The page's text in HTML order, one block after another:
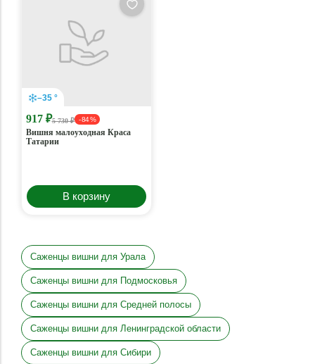
–35 °
917 ₽5 730 ₽ - 84 %
Вишня малоуходная Краса
Татарии
В корзину
Саженцы вишни для Урала
Саженцы вишни для Подмосковья
Саженцы вишни для Средней полосы
Саженцы вишни для Ленинградской области
Саженцы вишни для Сибири